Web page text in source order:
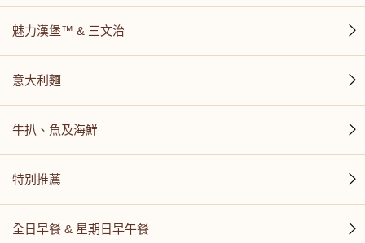
魅力漢堡™ & 三文治
意大利麵
牛扒、魚及海鮮
特別推薦
全日早餐 & 星期日早午餐